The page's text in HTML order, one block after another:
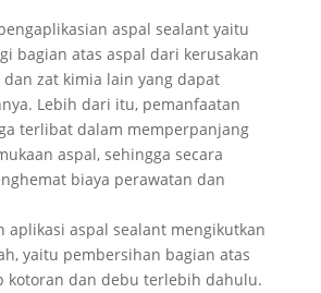
aspal sealant yaitu
bagian atas aspal dari kerusakan
zat kimia lain yang dapat
Lebih dari itu, pemanfaatan
terlibat dalam memperpanjang
aspal, sehingga secara
biaya perawatan dan
aplikasi aspal sealant mengikutkan
yaitu pembersihan bagian atas
kotoran dan debu terlebih dahulu.